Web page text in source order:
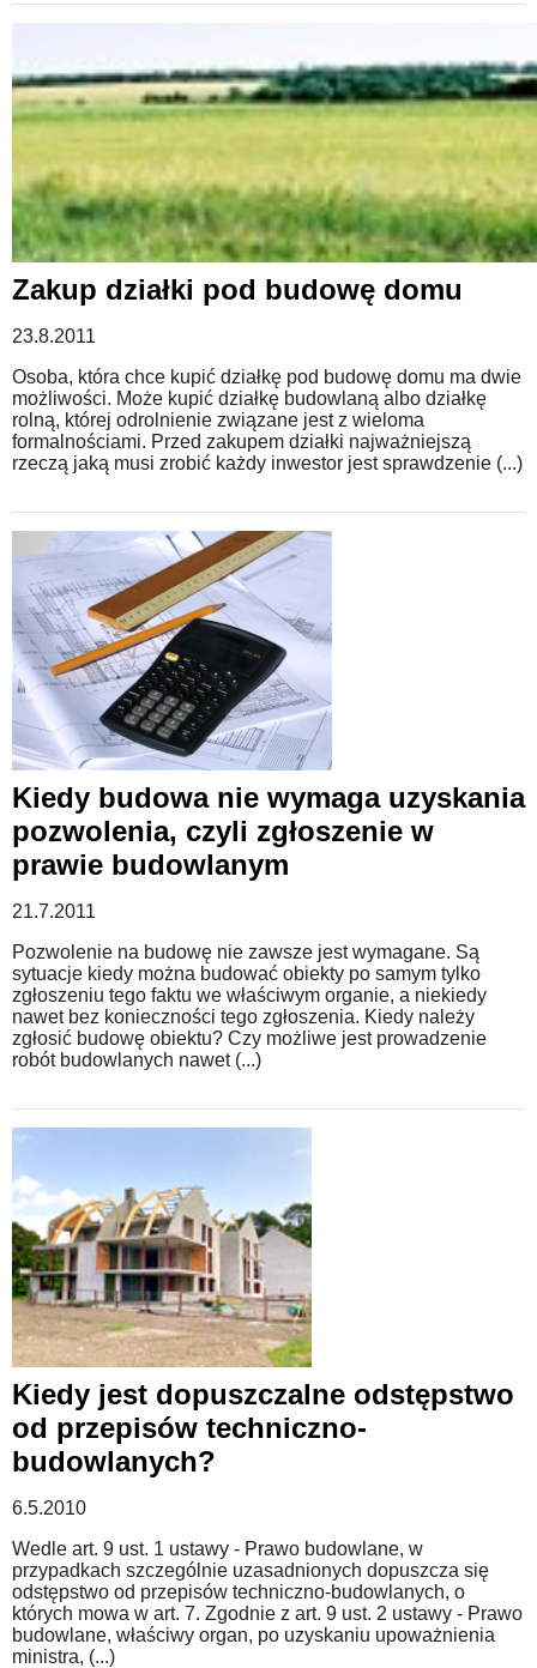
Zakup działki pod budowę domu
23.8.2011
Osoba, która chce kupić działkę pod budowę domu ma dwie
możliwości. Może kupić działkę budowlaną albo działkę
rolną, której odrolnienie związane jest z wieloma
formalnościami. Przed zakupem działki najważniejszą
rzeczą jaką musi zrobić każdy inwestor jest sprawdzenie (...)
Kiedy budowa nie wymaga uzyskania
pozwolenia, czyli zgłoszenie w
prawie budowlanym
21.7.2011
Pozwolenie na budowę nie zawsze jest wymagane. Są
sytuacje kiedy można budować obiekty po samym tylko
zgłoszeniu tego faktu we właściwym organie, a niekiedy
nawet bez konieczności tego zgłoszenia. Kiedy należy
zgłosić budowę obiektu? Czy możliwe jest prowadzenie
robót budowlanych nawet (...)
Kiedy jest dopuszczalne odstępstwo
od przepisów techniczno-
budowlanych?
6.5.2010
Wedle art. 9 ust. 1 ustawy - Prawo budowlane, w
przypadkach szczególnie uzasadnionych dopuszcza się
odstępstwo od przepisów techniczno-budowlanych, o
których mowa w art. 7. Zgodnie z art. 9 ust. 2 ustawy - Prawo
budowlane, właściwy organ, po uzyskaniu upoważnienia
ministra, (...)